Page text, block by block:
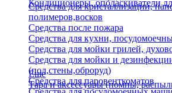
Кондиционеры, ополаскиватели
Средства для кристаллизации,
полимеров,восков
Средства после пожара
Средства для кухни,
Средства для мойки грилей,
Средства для мойки и
(пол,стены,оброруд)
Средства для паровенткоматов
Еще
Тара и аксессуары (помпы,